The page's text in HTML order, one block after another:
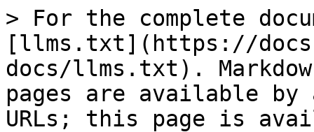
> For the complete
[llms.txt](https://
docs/llms.txt).
pages are available by
URLs; this page is